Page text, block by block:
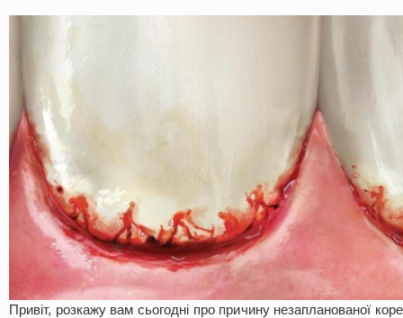
Привіт, розкажу вам сьогодні про причину незапланованої